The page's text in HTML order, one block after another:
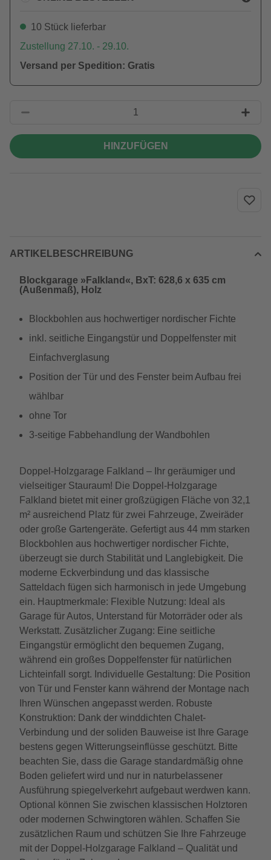
10 Stück lieferbar
Zustellung 27.10. - 29.10.
Versand per Spedition: Gratis
HINZUFÜGEN
ARTIKELBESCHREIBUNG
Blockgarage »Falkland«, BxT: 628,6 x 635 cm
(Außenmaß), Holz
Blockbohlen aus hochwertiger nordischer Fichte
inkl. seitliche Eingangstür und Doppelfenster mit
Einfachverglasung
Position der Tür und des Fenster beim Aufbau frei
wählbar
ohne Tor
3-seitige Fabbehandlung der Wandbohlen
Doppel-Holzgarage Falkland – Ihr geräumiger und
vielseitiger Stauraum! Die Doppel-Holzgarage
Falkland bietet mit einer großzügigen Fläche von 32,1
m² ausreichend Platz für zwei Fahrzeuge, Zweiräder
oder große Gartengeräte. Gefertigt aus 44 mm starken
Blockbohlen aus hochwertiger nordischer Fichte,
überzeugt sie durch Stabilität und Langlebigkeit. Die
moderne Eckverbindung und das klassische
Satteldach fügen sich harmonisch in jede Umgebung
ein. Hauptmerkmale: Flexible Nutzung: Ideal als
Garage für Autos, Unterstand für Motorräder oder als
Werkstatt. Zusätzlicher Zugang: Eine seitliche
Eingangstür ermöglicht den bequemen Zugang,
während ein großes Doppelfenster für natürlichen
Lichteinfall sorgt. Individuelle Gestaltung: Die Position
von Tür und Fenster kann während der Montage nach
Ihren Wünschen angepasst werden. Robuste
Konstruktion: Dank der winddichten Chalet-
Verbindung und der soliden Bauweise ist Ihre Garage
bestens gegen Witterungseinflüsse geschützt. Bitte
beachten Sie, dass die Garage standardmäßig ohne
Boden geliefert wird und nur in naturbelassener
Ausführung spiegelverkehrt aufgebaut werdwen kann.
Optional können Sie zwischen klassischen Holztoren
oder modernen Schwingtoren wählen. Schaffen Sie
zusätzlichen Raum und schützen Sie Ihre Fahrzeuge
mit der Doppel-Holzgarage Falkland – Qualität und